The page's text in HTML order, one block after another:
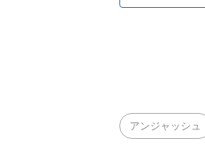
アンジャッシュ